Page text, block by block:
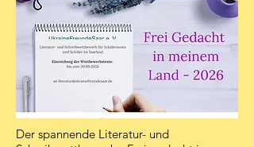
Der spannende Literatur- und